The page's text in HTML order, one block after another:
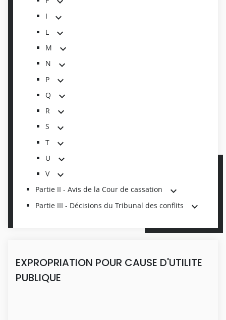
I
L
M
N
P
Q
R
S
T
U
V
Partie II - Avis de la Cour de cassation
Partie III - Décisions du Tribunal des conflits
EXPROPRIATION POUR CAUSE D'UTILITE
PUBLIQUE